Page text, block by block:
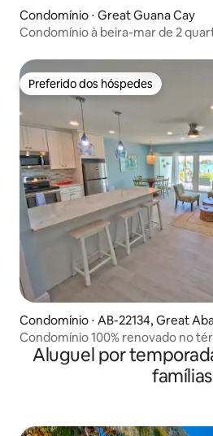
Condomínio ⋅ Great Guana Cay
Condomínio à beira-mar de 2
Preferido dos hóspedes
Preferido dos hóspedes
Condomínio ⋅ AB-22134, Great
Condomínio 100% renovado no
Aluguel por
famílias